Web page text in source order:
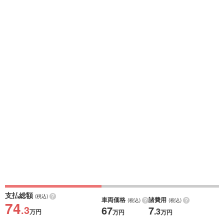
支払総額 (税込)
74.3万円
車両価格 (税込)
67万円
諸費用 (税込)
7.3万円